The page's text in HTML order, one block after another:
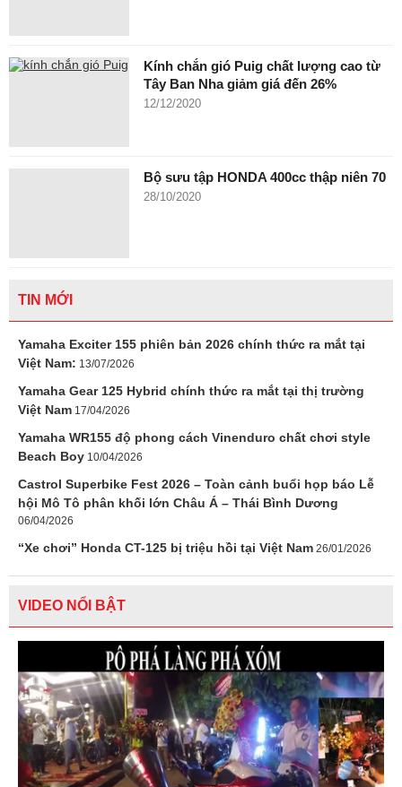
Kính chắn gió Puig chất lượng cao từ
Tây Ban Nha giảm giá đến 26%
12/12/2020
Bộ sưu tập HONDA 400cc thập niên 70
28/10/2020
TIN MỚI
Yamaha Exciter 155 phiên bản 2026 chính thức ra mắt tại
Việt Nam: 13/07/2026
Yamaha Gear 125 Hybrid chính thức ra mắt tại thị trường
Việt Nam 17/04/2026
Yamaha WR155 độ phong cách Vinenduro chất chơi style
Beach Boy 10/04/2026
Castrol Superbike Fest 2026 – Toàn cảnh buổi họp báo Lễ
hội Mô Tô phân khối lớn Châu Á – Thái Bình Dương
06/04/2026
“Xe chơi” Honda CT-125 bị triệu hồi tại Việt Nam 26/01/2026
VIDEO NỔI BẬT